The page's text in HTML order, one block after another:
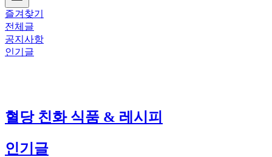
즐겨찾기
전체글
공지사항
인기글
혈당 친화 식품 & 레시피
인기글